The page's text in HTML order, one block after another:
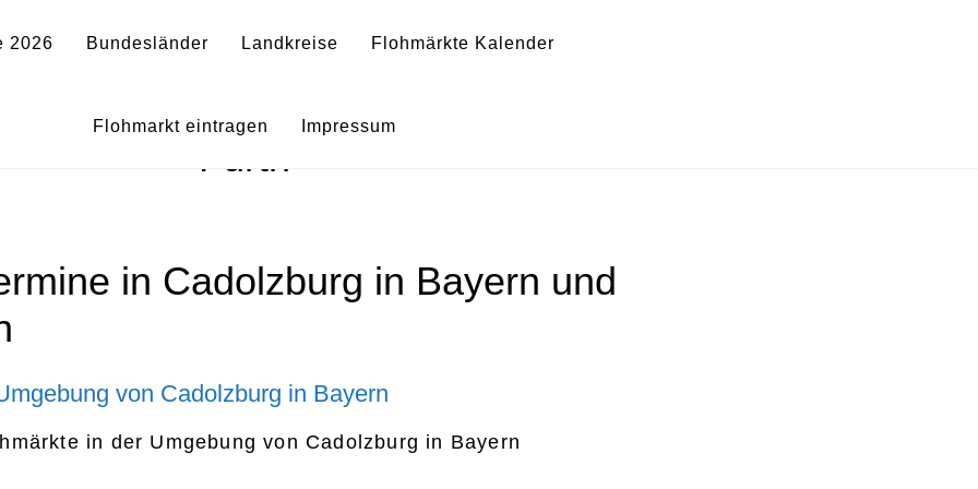
2026 Bundesländer Landkreise Flohmärkte Kalender
Flohmarkt eintragen Impressum
– Flohmärkte in Cadolzburg – Bayern –
Fürth
in Cadolzburg in Bayern und
in der Umgebung von Cadolzburg in Bayern